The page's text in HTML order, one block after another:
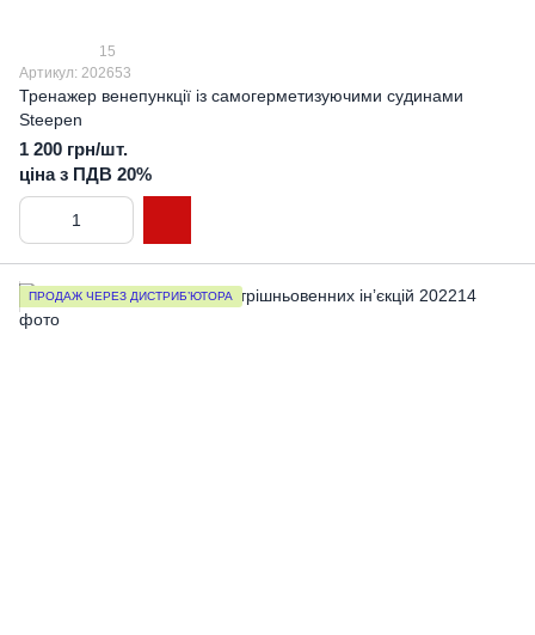
15
Артикул: 202653
Тренажер венепункції із самогерметизуючими судинами
Steepen
1 200 грн/шт.
ціна з ПДВ 20%
ПРОДАЖ ЧЕРЕЗ ДИСТРИБ’ЮТОРА